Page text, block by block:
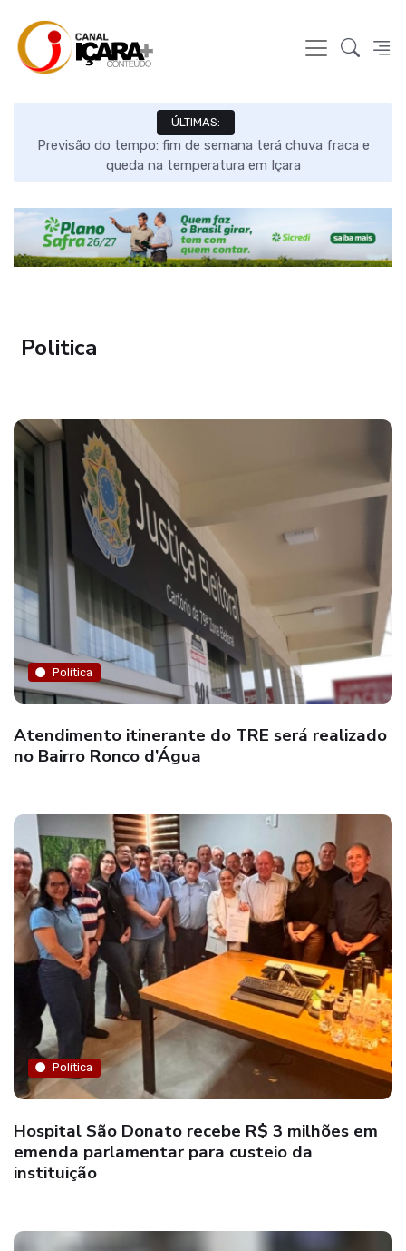
ÚLTIMAS:
Câmara de Içara homologa escolas para eleição do
Vereador Mirim
Politica
Política
Atendimento itinerante do TRE será realizado
no Bairro Ronco d’Água
Política
Hospital São Donato recebe R$ 3 milhões em
emenda parlamentar para custeio da
instituição